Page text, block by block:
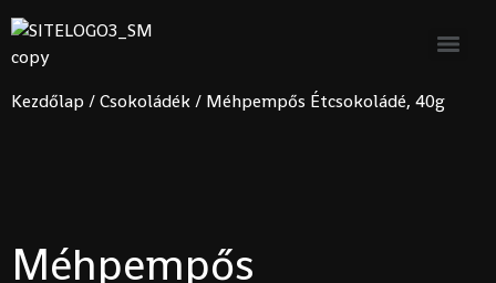
Kezdőlap /Csokoládék/ Méhpempős Étcsokoládé, 40g
Méhpempős
Ingyenes szállítás 15.000 Forint
feletti rendelés esetén a
legközelebbi automatába vagy
csomagpontra.
Rendben!